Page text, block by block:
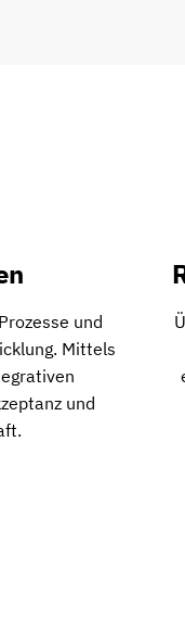
und
Mittels
und